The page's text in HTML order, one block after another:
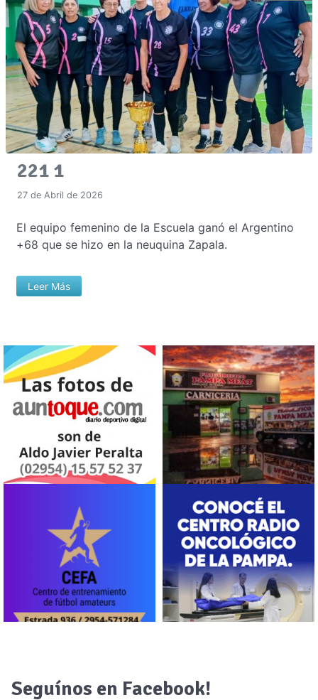
221 1
27 de Abril de 2026
El equipo femenino de la Escuela ganó el Argentino
+68 que se hizo en la neuquina Zapala.
Leer Más
Seguínos en Facebook!